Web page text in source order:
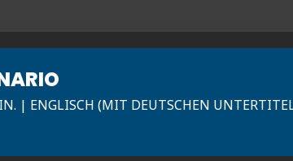
| ENGLISCH (MIT DEUTSCHEN